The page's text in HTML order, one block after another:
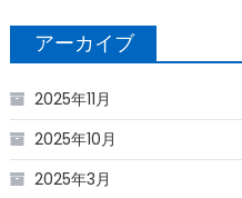
アーカイブ
2025年11月
2025年10月
2025年3月